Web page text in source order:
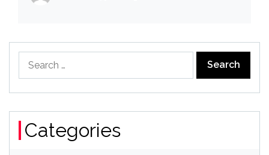
for:
Categories